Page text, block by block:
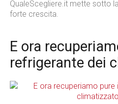
QualeScegliere.it mette sotto
forte crescita.
E ora
refrigerante dei